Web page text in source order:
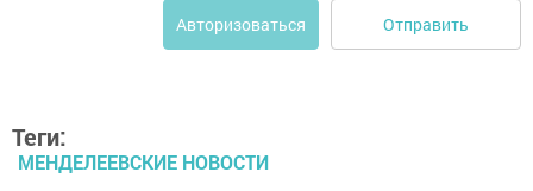
Авторизоваться Отправить
Теги:
МЕНДЕЛЕЕВСКИЕ НОВОСТИ